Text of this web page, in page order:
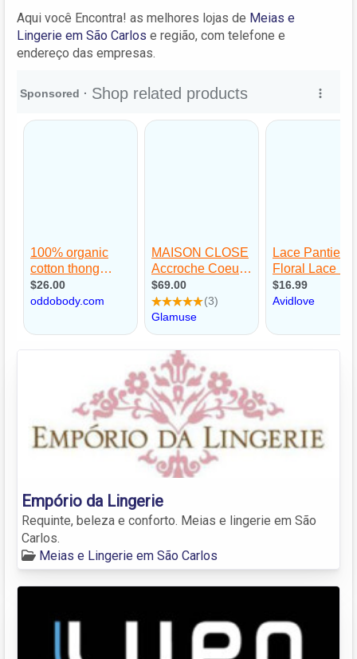
Aqui você Encontra! as melhores lojas de Meias e
Lingerie em São Carlos e região, com telefone e
endereço das empresas.
Empório da Lingerie
Requinte, beleza e conforto. Meias e lingerie em São
Carlos.
Meias e Lingerie em São Carlos